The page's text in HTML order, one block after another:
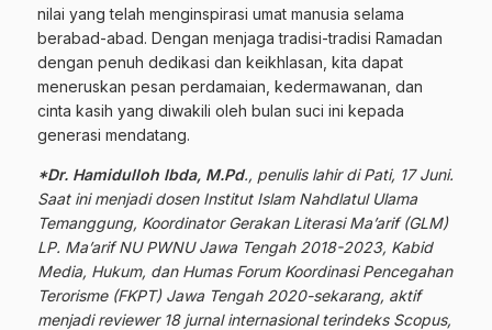
nilai yang telah menginspirasi umat manusia selama
berabad-abad. Dengan menjaga tradisi-tradisi Ramadan
dengan penuh dedikasi dan keikhlasan, kita dapat
meneruskan pesan perdamaian, kedermawanan, dan
cinta kasih yang diwakili oleh bulan suci ini kepada
generasi mendatang.
*Dr. Hamidulloh Ibda, M.Pd., penulis lahir di Pati, 17 Juni.
Saat ini menjadi dosen Institut Islam Nahdlatul Ulama
Temanggung, Koordinator Gerakan Literasi Ma’arif (GLM)
LP. Ma’arif NU PWNU Jawa Tengah 2018-2023, Kabid
Media, Hukum, dan Humas Forum Koordinasi Pencegahan
Terorisme (FKPT) Jawa Tengah 2020-sekarang, aktif
menjadi reviewer 18 jurnal internasional terindeks Scopus,